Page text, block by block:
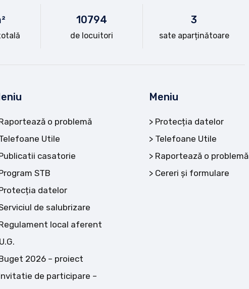
10794
de locuitori
3
sate aparținătoare
o problemă
Utile
casatorie
STB
datelor
de salubrizare
local aferent
2026 – proiect
de participare –
Meniu
Protecția datelor
Telefoane Utile
Raportează o problemă
Cereri și formulare